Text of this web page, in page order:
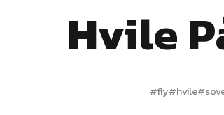
Hvile
#fly#hvile#